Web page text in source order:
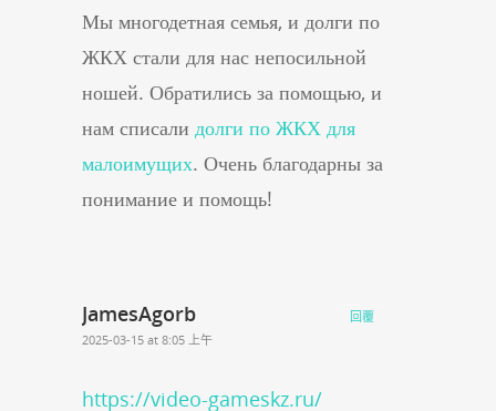
Мы многодетная семья, и долги по
ЖКХ стали для нас непосильной
ношей. Обратились за помощью, и
нам списали долги по ЖКХ для
малоимущих. Очень благодарны за
понимание и помощь!
JamesAgorb
2025-03-15 at 8:05 上午
https://video-gameskz.ru/
回覆